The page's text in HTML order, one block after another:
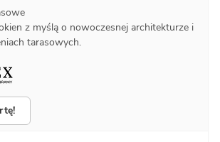
z myślą o nowoczesnej architekturze i
tarasowych.